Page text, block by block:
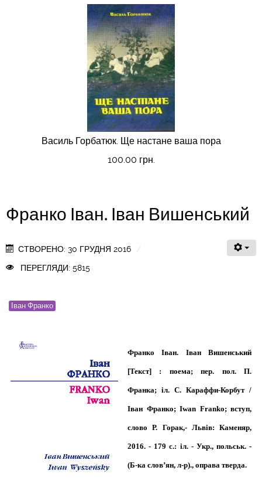
Василь Горбатюк. Ще настане ваша пора
100.00 грн.
Франко Іван. Іван Вишенський
СТВОРЕНО: 30 ГРУДНЯ 2016
ПЕРЕГЛЯДИ: 5815
Іван Франко
Франко Іван. Іван Вишенський
[Текст] : поема; пер. пол. П.
Франка; іл. С. Караффи-Корбут /
Іван Франко; Iwan Franko; вступ,
слово Р. Горак,- Львів: Каменяр,
2016. - 179 с.: іл. - Укр., польськ. -
(Б-ка слов’ян, л-р)., оправа тверда.